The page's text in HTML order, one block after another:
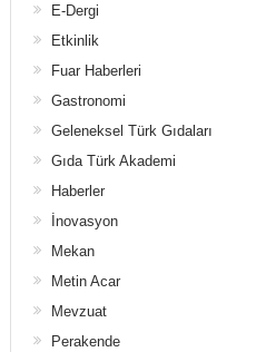
E-Dergi
Etkinlik
Fuar Haberleri
Gastronomi
Geleneksel Türk Gıdaları
Gıda Türk Akademi
Haberler
İnovasyon
Mekan
Metin Acar
Mevzuat
Perakende